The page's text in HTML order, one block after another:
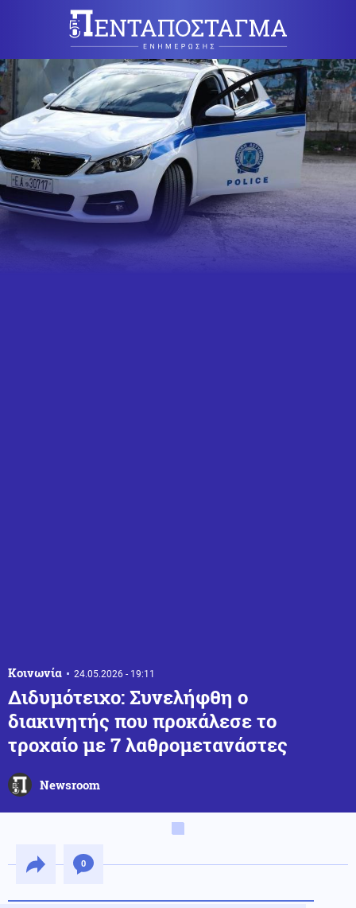
Κοινωνία 24.05.2026 - 19:11
Διδυμότειχο: Συνελήφθη ο
διακινητής που προκάλεσε το
τροχαίο με 7 λαθρομετανάστες
Newsroom
0